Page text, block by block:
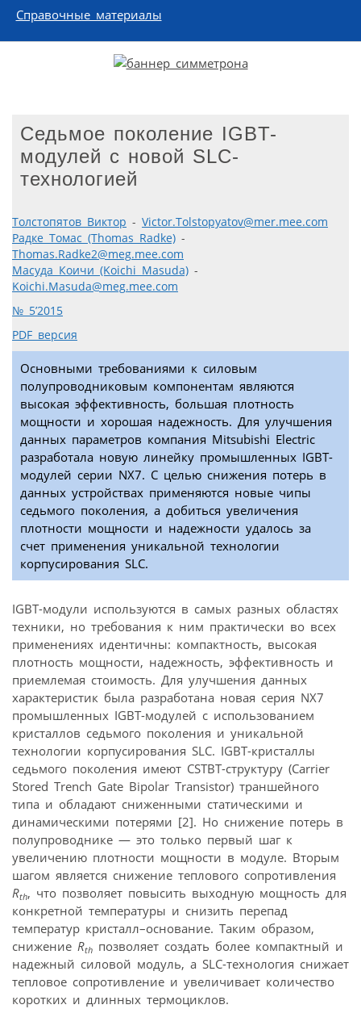
Справочные материалы
Седьмое поколение IGBT-
модулей с новой SLC-
технологией
Толстопятов Виктор - Victor.Tolstopyatov@mer.mee.com
Радке Томас (Thomas Radke) -
Thomas.Radke2@meg.mee.com
Масуда Коичи (Koichi Masuda) -
Koichi.Masuda@meg.mee.com
№ 5’2015
PDF версия
Основными требованиями к силовым
полупроводниковым компонентам являются
высокая эффективность, большая плотность
мощности и хорошая надежность. Для улучшения
данных параметров компания Mitsubishi Electric
разработала новую линейку промышленных IGBT-
модулей серии NX7. С целью снижения потерь в
данных устройствах применяются новые чипы
седьмого поколения, а добиться увеличения
плотности мощности и надежности удалось за
счет применения уникальной технологии
корпусирования SLC.
IGBT-модули используются в самых разных областях
техники, но требования к ним практически во всех
применениях идентичны: компактность, высокая
плотность мощности, надежность, эффективность и
приемлемая стоимость. Для улучшения данных
характеристик была разработана новая серия NX7
промышленных IGBT-модулей с использованием
кристаллов седьмого поколения и уникальной
технологии корпусирования SLC. IGBT-кристаллы
седьмого поколения имеют CSTBT-структуру (Carrier
Stored Trench Gate Bipolar Transistor) траншейного
типа и обладают сниженными статическими и
динамическими потерями [2]. Но снижение потерь в
полу­проводнике — это только первый шаг к
увеличению плотности мощности в модуле. Вторым
шагом является снижение теплового сопротивления
Rth, что позволяет повысить выходную мощность для
конкретной температуры и снизить перепад
температур кристалл–основание. Таким образом,
снижение Rth позволяет создать более компактный и
надежный силовой модуль, а SLC-технология снижает
тепловое сопротивление и увеличивает количество
коротких и длинных термоциклов.